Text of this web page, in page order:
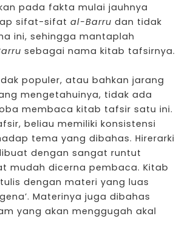
pada fakta mulai jauhnya
sifat-sifat al-Barru dan tidak
ini, sehingga mantaplah
sebagai nama kitab tafsirnya.
populer, atau bahkan jarang
mengetahuinya, tidak ada
membaca kitab tafsir satu ini.
beliau memiliki konsistensi
tema yang dibahas. Hirerarki
dengan sangat runtut
mudah dicerna pembaca. Kitab
dengan materi yang luas
Materinya juga dibahas
yang akan menggugah akal